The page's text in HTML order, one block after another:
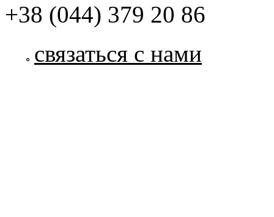
+38 (044) 379 20 86
связаться с нами